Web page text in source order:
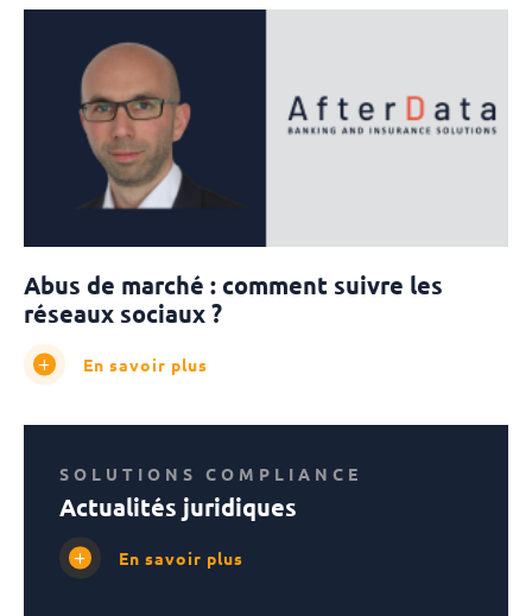
Abus de marché : comment suivre les
réseaux sociaux ?
En savoir plus
SOLUTIONS COMPLIANCE
Actualités juridiques
En savoir plus